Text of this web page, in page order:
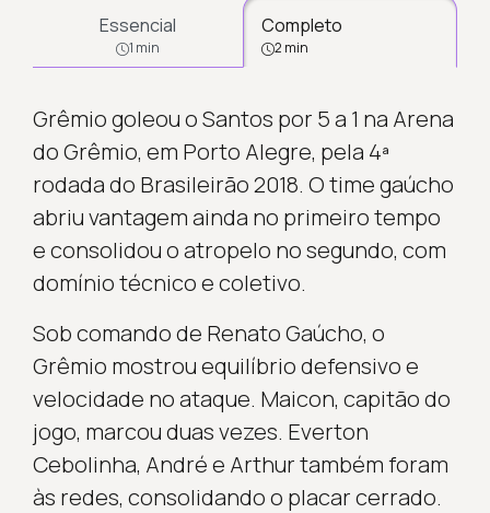
Essencial
1 min
Completo
2 min
Grêmio goleou o Santos por 5 a 1 na Arena
do Grêmio, em Porto Alegre, pela 4ª
rodada do Brasileirão 2018. O time gaúcho
abriu vantagem ainda no primeiro tempo
e consolidou o atropelo no segundo, com
domínio técnico e coletivo.
Sob comando de Renato Gaúcho, o
Grêmio mostrou equilíbrio defensivo e
velocidade no ataque. Maicon, capitão do
jogo, marcou duas vezes. Everton
Cebolinha, André e Arthur também foram
às redes, consolidando o placar cerrado.